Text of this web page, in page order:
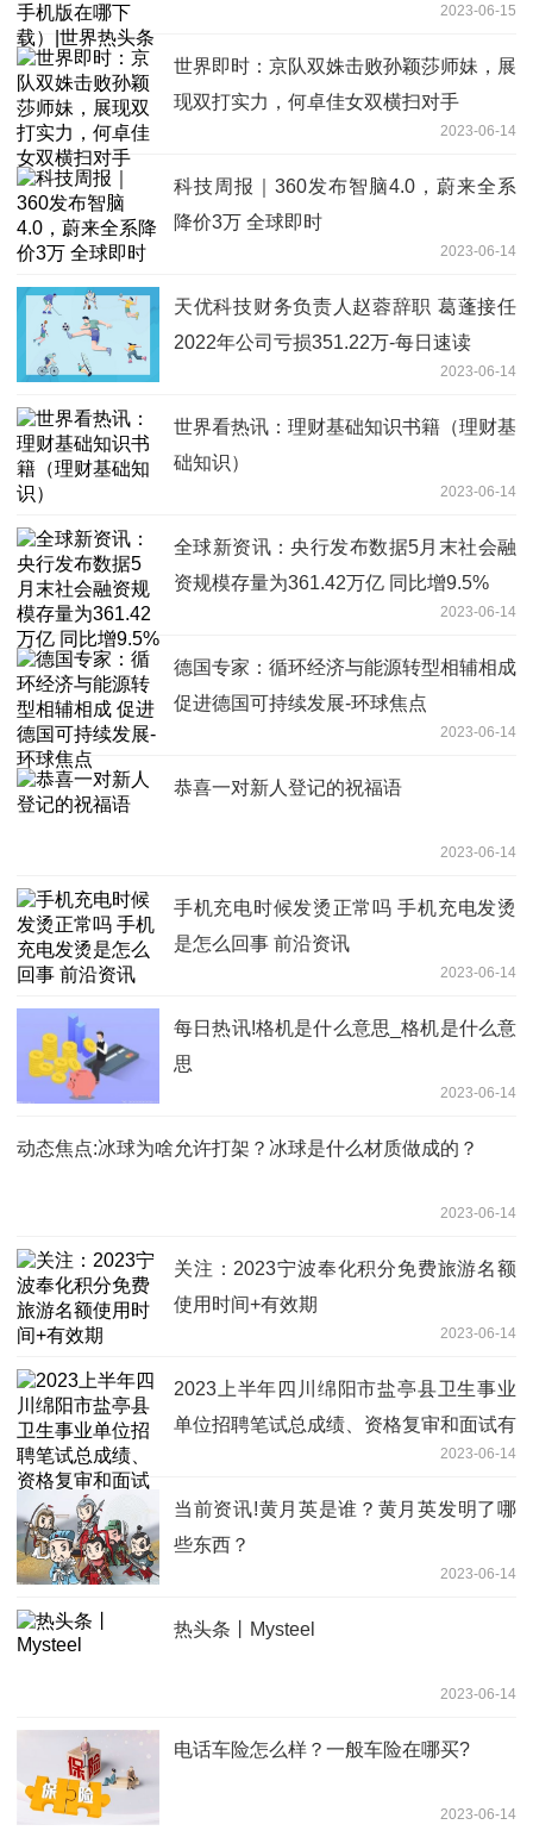
2023-06-15
世界即时：京队双姝击败孙颖莎师妹，展
现双打实力，何卓佳女双横扫对手
2023-06-14
科技周报｜360发布智脑4.0，蔚来全系
降价3万 全球即时
2023-06-14
天优科技财务负责人赵蓉辞职 葛蓬接任
2022年公司亏损351.22万-每日速读
2023-06-14
世界看热讯：理财基础知识书籍（理财基
础知识）
2023-06-14
全球新资讯：央行发布数据5月末社会融
资规模存量为361.42万亿 同比增9.5%
2023-06-14
德国专家：循环经济与能源转型相辅相成
促进德国可持续发展-环球焦点
2023-06-14
恭喜一对新人登记的祝福语
2023-06-14
手机充电时候发烫正常吗 手机充电发烫
是怎么回事 前沿资讯
2023-06-14
每日热讯!格机是什么意思_格机是什么意
思
2023-06-14
动态焦点:冰球为啥允许打架？冰球是什么材质做成的？
2023-06-14
关注：2023宁波奉化积分免费旅游名额
使用时间+有效期
2023-06-14
2023上半年四川绵阳市盐亭县卫生事业
单位招聘笔试总成绩、资格复审和面试有
2023-06-14
当前资讯!黄月英是谁？黄月英发明了哪
些东西？
2023-06-14
热头条丨Mysteel
2023-06-14
电话车险怎么样？一般车险在哪买?
2023-06-14